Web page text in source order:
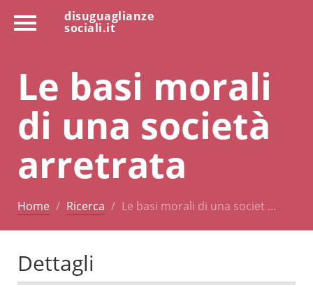
disuguaglianze
sociali.it
Le basi morali
di una società
arretrata
Home Ricerca Le basi morali di una societ …
Dettagli